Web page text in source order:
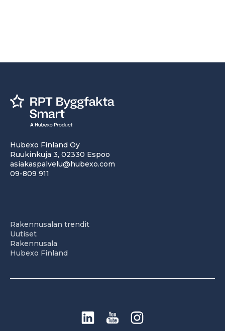
Hubexo Finland Oy
Ruukinkuja 3, 02330 Espoo
asiakaspalvelu@hubexo.com
09-809 911
Rakennusalan trendit
Uutiset
Rakennusala
Hubexo Finland